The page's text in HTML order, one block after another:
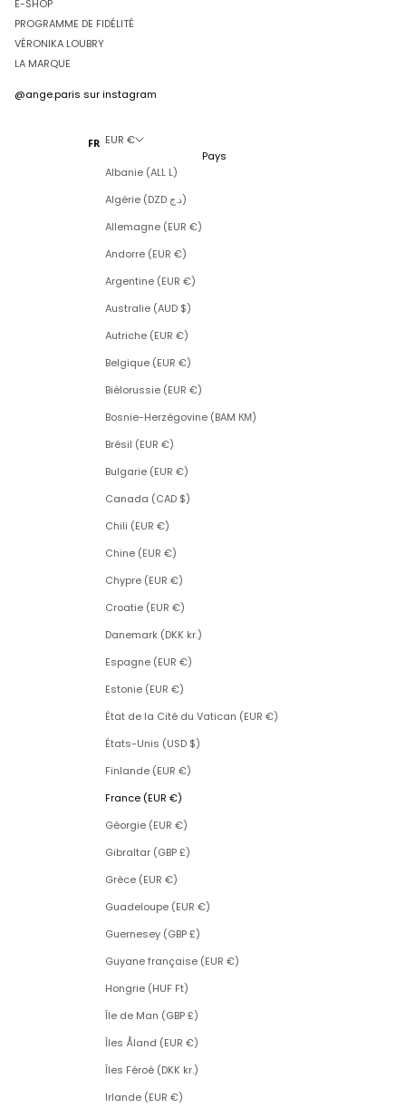
E-SHOP
PROGRAMME DE FIDÉLITÉ
VÉRONIKA LOUBRY
LA MARQUE
@ange.paris sur instagram
FR EUR €
Pays
Albanie (ALL L)
Algérie (DZD د.ج)
Allemagne (EUR €)
Andorre (EUR €)
Argentine (EUR €)
Australie (AUD $)
Autriche (EUR €)
Belgique (EUR €)
Biélorussie (EUR €)
Bosnie-Herzégovine (BAM КМ)
Brésil (EUR €)
Bulgarie (EUR €)
Canada (CAD $)
Chili (EUR €)
Chine (EUR €)
Chypre (EUR €)
Croatie (EUR €)
Danemark (DKK kr.)
Espagne (EUR €)
Estonie (EUR €)
État de la Cité du Vatican (EUR €)
États-Unis (USD $)
Finlande (EUR €)
France (EUR €)
Géorgie (EUR €)
Gibraltar (GBP £)
Grèce (EUR €)
Guadeloupe (EUR €)
Guernesey (GBP £)
Guyane française (EUR €)
Hongrie (HUF Ft)
Île de Man (GBP £)
Îles Åland (EUR €)
Îles Féroé (DKK kr.)
Irlande (EUR €)